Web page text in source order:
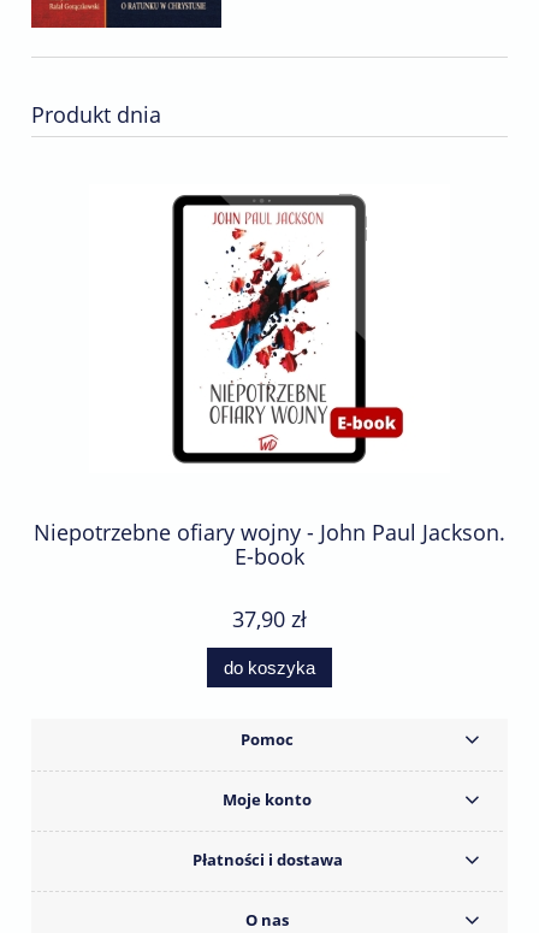
Produkt dnia
Niepotrzebne ofiary wojny - John Paul Jackson.
E-book
37,90 zł
do koszyka
Pomoc
Moje konto
Płatności i dostawa
O nas